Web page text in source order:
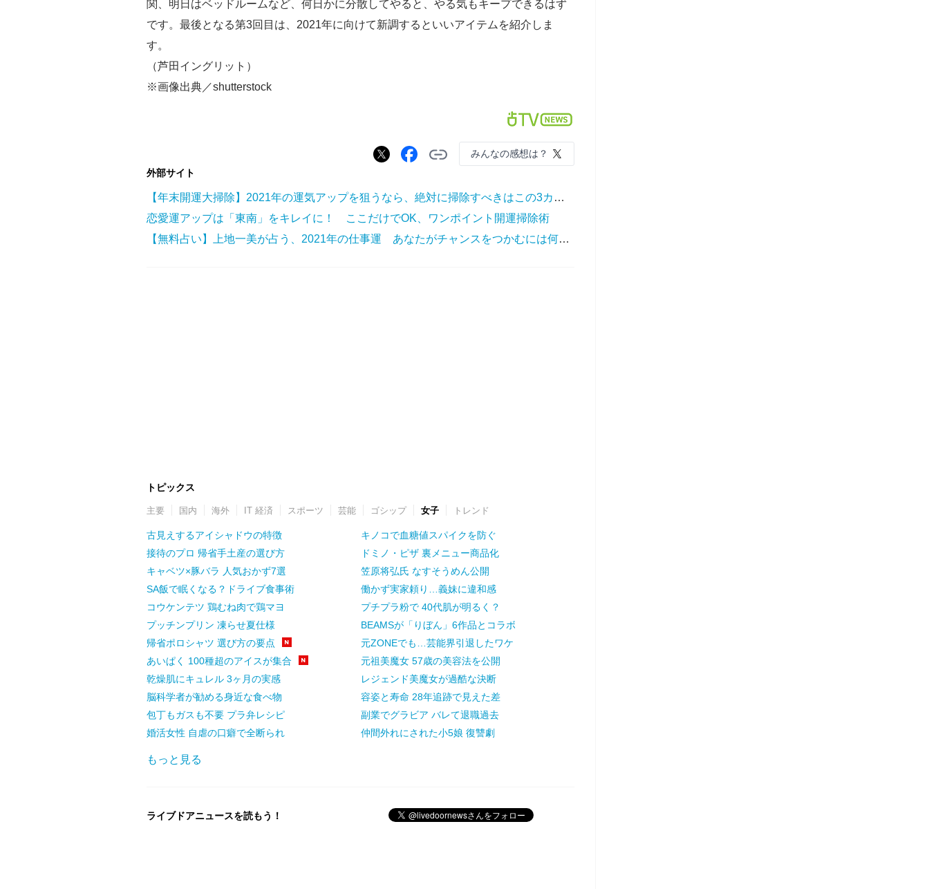
関、明日はベッドルームなど、何日かに分散してやると、やる気もキープできるはず
です。最後となる第3回目は、2021年に向けて新調するといいアイテムを紹介しま
す。
（芦田イングリット）
※画像出典／shutterstock
みんなの感想は？
外部サイト
【年末開運大掃除】2021年の運気アップを狙うなら、絶対に掃除すべきはこの3カ所！
恋愛運アップは「東南」をキレイに！ ここだけでOK、ワンポイント開運掃除術
【無料占い】上地一美が占う、2021年の仕事運 あなたがチャンスをつかむには何が大切？
トピックス
主要 国内 海外 IT 経済 スポーツ 芸能 ゴシップ 女子 トレンド
古見えするアイシャドウの特徴
接待のプロ 帰省手土産の選び方
キャベツ×豚バラ 人気おかず7選
SA飯で眠くなる？ドライブ食事術
コウケンテツ 鶏むね肉で鶏マヨ
プッチンプリン 凍らせ夏仕様
帰省ポロシャツ 選び方の要点
あいぱく 100種超のアイスが集合
乾燥肌にキュレル 3ヶ月の実感
脳科学者が勧める身近な食べ物
包丁もガスも不要 プラ弁レシピ
婚活女性 自虐の口癖で全断られ
キノコで血糖値スパイクを防ぐ
ドミノ・ピザ 裏メニュー商品化
笠原将弘氏 なすそうめん公開
働かず実家頼り…義妹に違和感
プチプラ粉で 40代肌が明るく？
BEAMSが「りぼん」6作品とコラボ
元ZONEでも…芸能界引退したワケ
元祖美魔女 57歳の美容法を公開
レジェンド美魔女が過酷な決断
容姿と寿命 28年追跡で見えた差
副業でグラビア バレて退職過去
仲間外れにされた小5娘 復讐劇
もっと見る
ライブドアニュースを読もう！